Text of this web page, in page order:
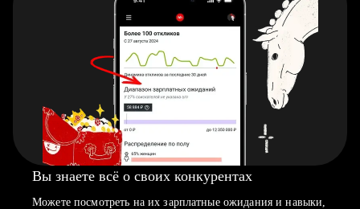
Вы знаете всё о своих конкурентах
Можете посмотреть на их зарплатные ожидания и навыки,